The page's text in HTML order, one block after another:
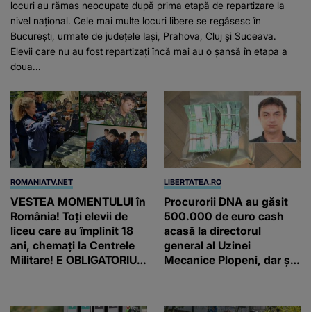
locuri au rămas neocupate după prima etapă de repartizare la
nivel național. Cele mai multe locuri libere se regăsesc în
București, urmate de județele Iași, Prahova, Cluj și Suceava.
Elevii care nu au fost repartizați încă mai au o șansă în etapa a
doua...
ROMANIATV.NET
VESTEA MOMENTULUI în
România! Toți elevii de
liceu care au împlinit 18
ani, chemați la Centrele
Militare! E OBLIGATORIU.
LIBERTATEA.RO
Procurorii DNA au găsit
500.000 de euro cash
acasă la directorul
general al Uzinei
Mecanice Plopeni, dar și